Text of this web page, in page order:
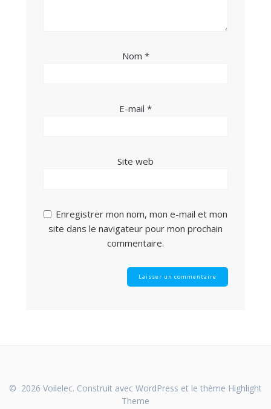
Nom *
E-mail *
Site web
Enregistrer mon nom, mon e-mail et mon
site dans le navigateur pour mon prochain
commentaire.
© 2026 Voilelec. Construit avec WordPress et le thème Highlight
Theme